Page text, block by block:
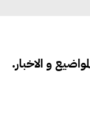
و الاخبار.